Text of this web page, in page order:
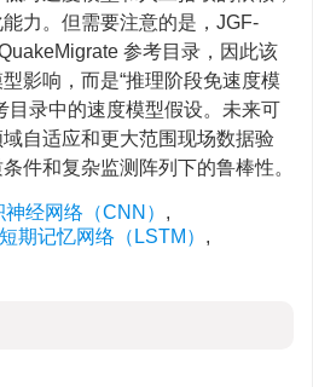
力。但需要注意的是，JGF-
参考目录，因此该
影响，而是“推理阶段免速度模
目录中的速度模型假设。未来可
自适应和更大范围现场数据验
件和复杂监测阵列下的鲁棒性。
神经网络（CNN） ,
期记忆网络（LSTM） ,